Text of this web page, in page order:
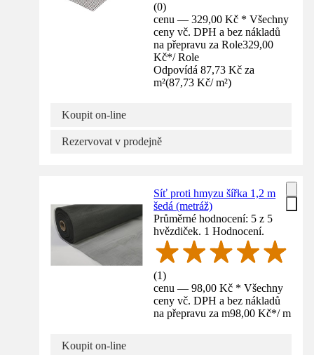
(0)
cenu — 329,00 Kč * Všechny
ceny vč. DPH a bez nákladů
na přepravu za Role329,00
Kč*/ Role
Odpovídá 87,73 Kč za
m²(87,73 Kč/ m²)
Koupit on-line
Rezervovat v prodejně
Síť proti hmyzu šířka 1,2 m
šedá (metráž)
Průměrné hodnocení: 5 z 5
hvězdiček. 1 Hodnocení.
(1)
cenu — 98,00 Kč * Všechny
ceny vč. DPH a bez nákladů
na přepravu za m98,00 Kč*/ m
Koupit on-line